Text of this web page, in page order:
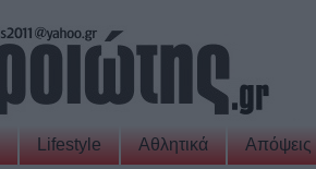
Lifestyle Αθλητικά Απόψεις